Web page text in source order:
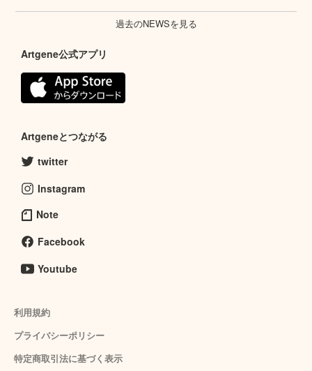
過去のNEWSを見る
Artgene公式アプリ
Artgeneとつながる
twitter
Instagram
Note
Facebook
Youtube
利用規約
プライバシーポリシー
特定商取引法に基づく表示